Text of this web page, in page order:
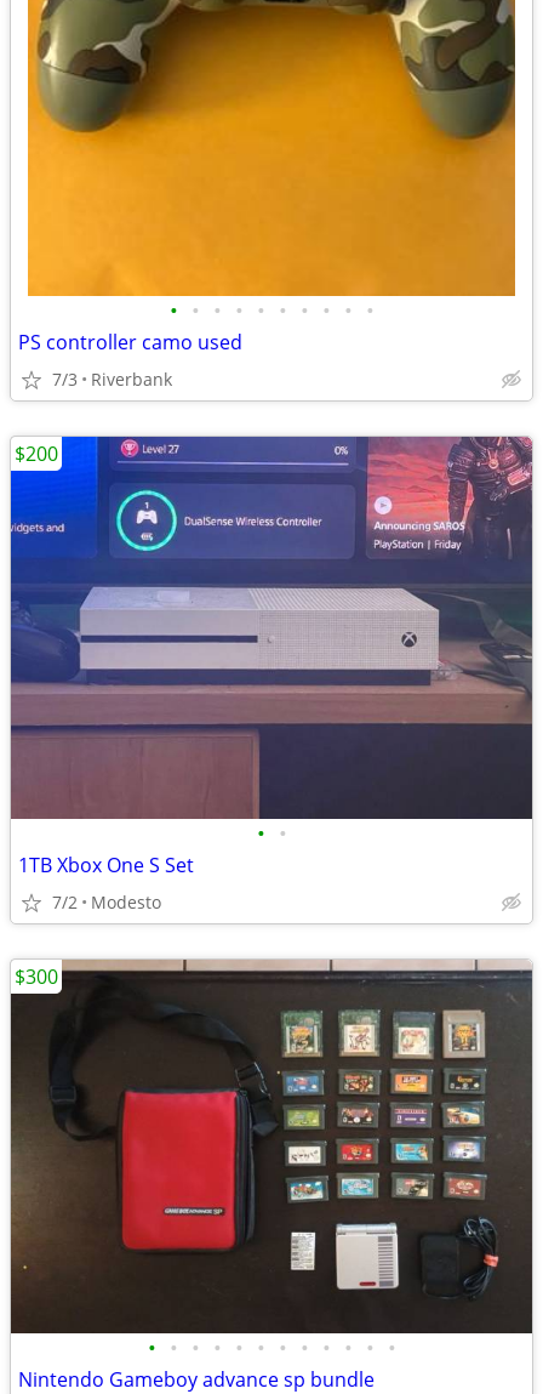
• • • • • • • • • •
PS controller camo used
7/3 Riverbank
• •
1TB Xbox One S Set
7/2 Modesto
$200
• • • • • • • • • • • •
Nintendo Gameboy advance sp bundle
$300